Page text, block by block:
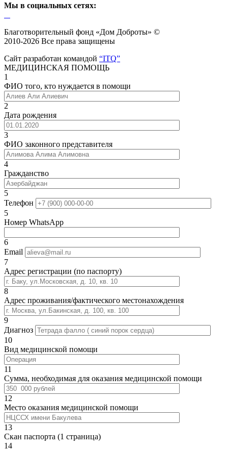
Мы в социальных сетях:
Благотворительный фонд «Дом Доброты» ©
2010-2026 Все права защищены
Сайт разработан командой “ITQ”
МЕДИЦИНСКАЯ ПОМОЩЬ
1
ФИО того, кто нуждается в помощи
2
Дата рождения
3
ФИО законного представителя
4
Гражданство
5
Телефон
5
Номер WhatsApp
6
Email
7
Адрес регистрации (по паспорту)
8
Адрес проживания/фактического местонахождения
9
Диагноз
10
Вид медицинской помощи
11
Сумма, необходимая для оказания медицинской помощи
12
Место оказания медицинской помощи
13
Скан паспорта (1 страница)
14